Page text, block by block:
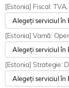
[Estonia] Fiscal:
[Estonia] Vamă:
[Estonia] Strategie: